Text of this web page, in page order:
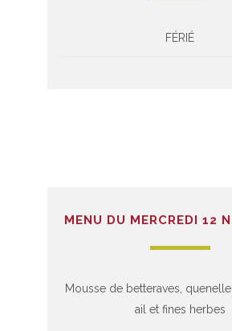
FÉRIÉ
MENU DU MERCREDI 12
Mousse de betteraves,
ail et fines herbes